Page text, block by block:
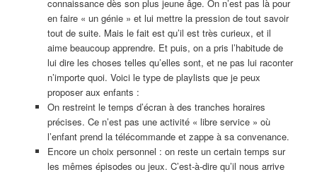
connaissance dès son plus jeune âge. On n’est pas là pour
en faire « un génie » et lui mettre la pression de tout savoir
tout de suite. Mais le fait est qu’il est très curieux, et il
aime beaucoup apprendre. Et puis, on a pris l’habitude de
lui dire les choses telles qu’elles sont, et ne pas lui raconter
n’importe quoi. Voici le type de playlists que je peux
proposer aux enfants :
On restreint le temps d’écran à des tranches horaires
précises. Ce n’est pas une activité « libre service » où
l’enfant prend la télécommande et zappe à sa convenance.
Encore un choix personnel : on reste un certain temps sur
les mêmes épisodes ou jeux. C’est-à-dire qu’il nous arrive